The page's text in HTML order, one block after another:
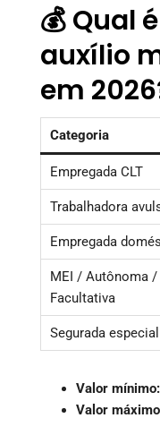
💰 Qual
auxílio
em
Categoria
Empregada CLT
Trabalhadora
Empregada
MEI / Autônoma /
Facultativa
Segurada especial
Valor mínimo:
Valor